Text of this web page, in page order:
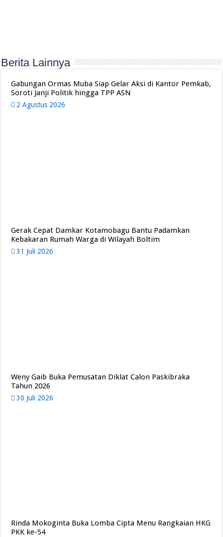
Berita Lainnya
Gabungan Ormas Muba Siap Gelar Aksi di Kantor Pemkab,
Soroti Janji Politik hingga TPP ASN
2 Agustus 2026
Gerak Cepat Damkar Kotamobagu Bantu Padamkan
Kebakaran Rumah Warga di Wilayah Boltim
31 Juli 2026
Weny Gaib Buka Pemusatan Diklat Calon Paskibraka
Tahun 2026
30 Juli 2026
Rinda Mokoginta Buka Lomba Cipta Menu Rangkaian HKG
PKK ke-54